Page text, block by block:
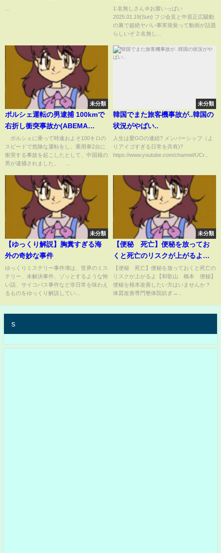
1:名無しさん＠お腹いっぱい
2025.01.19(Sun) フジ会見と中居正広騒動
の裏で超絶ヤバい事実発覚って動画が話題
らしいぞ 2:名無し...
未分類
ポルシェ運転の男逮捕 100kmで
右折し衝突事故か(ABEMA
TIMES)
ポルシェに乗って時速およそ100キロの
スピードで危険な運転をし、乗用車2台に
衝突する事故を起こしたとして、中国籍の
男が逮捕されました。 ...
未分類
韓国でまた旅客機事故が..韓国の
状況がやばい..
人生は愛GOの連続? メンバーシップ（よ
りアイゴすぎる日常を共有)?
https://www.youtube.com/channel/UCr...
未分類
【ゆっくり解説】胸糞すぎる海
外の奇妙な事件
ゆっくりミステリー事件簿は、世界のミス
テリー、未解決事件、ゾッとするような怖
い話、サイコパス事件など非日常を味わえ
るものをゆっくり解説してい...
未分類
【便秘 死亡】便秘を放ってお
くと死亡のリスクが上がるよ
【和歌山 橋本 便秘】
【便秘 死亡】便秘を放っておくと死亡の
リスクが上がるよ【和歌山 橋本 便秘】
便秘を根本改善したい方はいませんか？
体質改善専門整体院紡ぎ→...
s